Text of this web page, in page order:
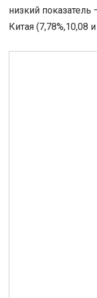
низкий
Китая (7,78%,10,08